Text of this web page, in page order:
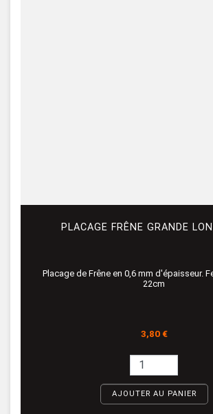
PLACAGE FRÊNE GRANDE
Placage de Frêne en 0,6 mm d'épaisseur.
22cm
Prix
3,80 €
AJOUTER AU PANIER